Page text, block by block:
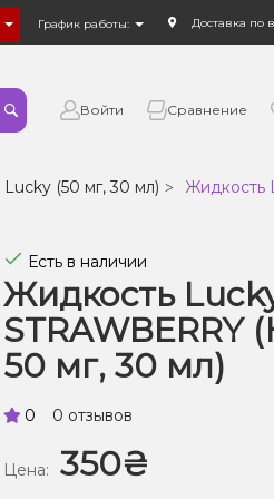
График работы: Доставка по
Войти Сравнение
Lucky (50 мг, 30 мл) Жидкость
Есть в наличии
Жидкость
STRAWBERRY
50 мг, 30 мл)
0 0 отзывов
Цена: 350₴